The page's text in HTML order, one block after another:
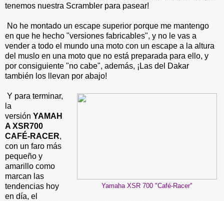
tenemos nuestra Scrambler para pasear!
No he montado un escape superior porque me mantengo
en que he hecho "versiones fabricables", y no le vas a
vender a todo el mundo una moto con un escape a la altura
del muslo en una moto que no está preparada para ello, y
por consiguiente "no cabe", además, ¡Las del Dakar
también los llevan por abajo!
Yamaha XSR 700 "Café-Racer"
Y para terminar,
la
versión YAMAH
A XSR700
CAFÉ-RACER,
con un faro más
pequeño y
amarillo como
marcan las
tendencias hoy
en día, el